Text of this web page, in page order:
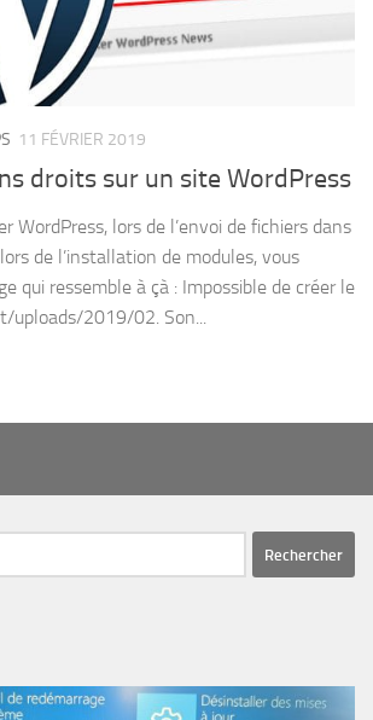
11 FÉVRIER 2019
droits sur un site WordPress
WordPress, lors de l’envoi de fichiers dans
de l’installation de modules, vous
qui ressemble à çà : Impossible de créer le
uploads/2019/02. Son...